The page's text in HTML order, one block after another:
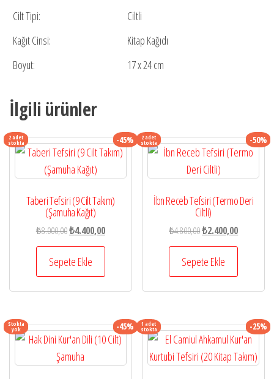
Cilt Tipi:
Ciltli
Kağıt Cinsi:
Kitap Kağıdı
Boyut:
17 x 24 cm
İlgili ürünler
2 adet
stokta -45%
Taberi Tefsiri (9 Cilt Takım)
(Şamuha Kağıt)
₺8.000,00Orijinal
fiyat:
₺8.000,00.
₺4.400,00Şu
andaki
₺4.400,00.
Sepete Ekle
2 adet
stokta -50%
İbn Receb Tefsiri (Termo Deri
Ciltli)
₺4.800,00Orijinal
fiyat:
₺4.800,00.
₺2.400,00Şu
andaki
₺2.400,00.
Sepete Ekle
Stokta
yok -45% 1 adet
stokta -25%